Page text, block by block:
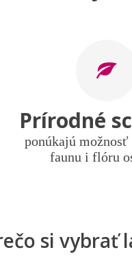
Prírodné
ponúkajú
faunu i flóru
si vybrať